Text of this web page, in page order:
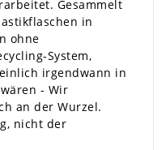
Gesammelt
in
ohne
System,
irgendwann in
- Wir
an der Wurzel.
nicht der